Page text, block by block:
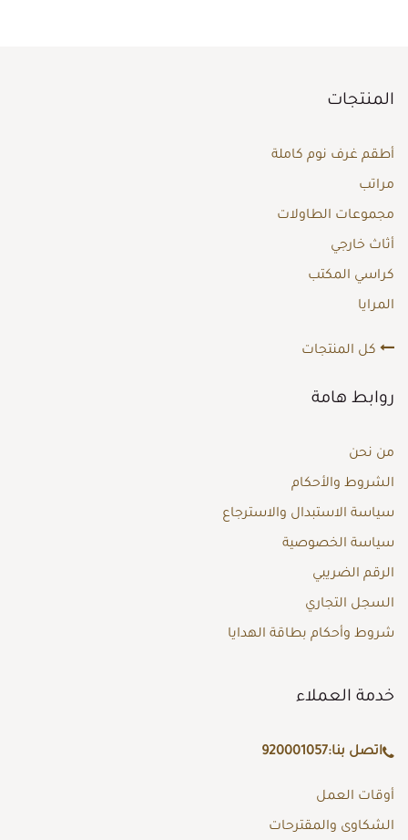
المنتجات
أطقم غرف نوم كاملة
مراتب
مجموعات الطاولات
أثاث خارجي
كراسي المكتب
المرايا
كل المنتجات
روابط هامة
من نحن
الشروط والأحكام
سياسة الاستبدال والاسترجاع
سياسة الخصوصية
الرقم الضريبي
السجل التجاري
شروط وأحكام بطاقة الهدايا
خدمة العملاء
اتصل بنا:920001057
أوقات العمل
الشكاوى والمقترحات